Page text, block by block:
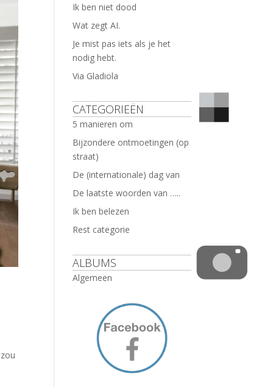
Ik ben niet dood
Wat zegt AI.
Je mist pas iets als je het
nodig hebt.
Via Gladiola
CATEGORIEËN
5 manieren om
Bijzondere ontmoetingen (op
straat)
De (internationale) dag van
De laatste woorden van …..
Ik ben belezen
Rest categorie
ALBUMS
Algemeen